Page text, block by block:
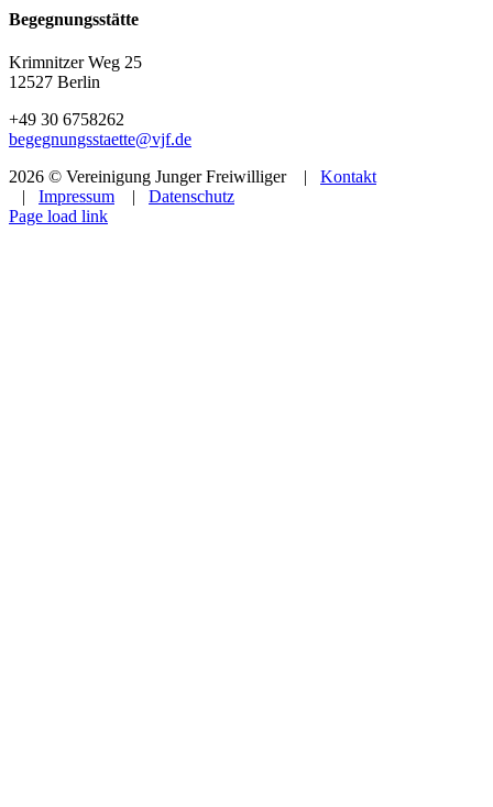
Begegnungsstätte
Krimnitzer Weg 25
12527 Berlin
+49 30 6758262
begegnungsstaette@vjf.de
2026 © Vereinigung Junger Freiwilliger | Kontakt
| Impressum | Datenschutz
Facebook
Instagram
YouTube
Page load link